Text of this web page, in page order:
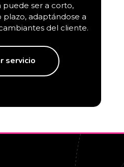
puede ser a corto,
plazo, adaptándose a
del cliente.
servicio